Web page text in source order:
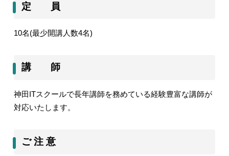
定 員
10名(最少開講人数4名)
講 師
神田ITスクールで長年講師を務めている経験豊富な講師が
対応いたします。
ご 注 意